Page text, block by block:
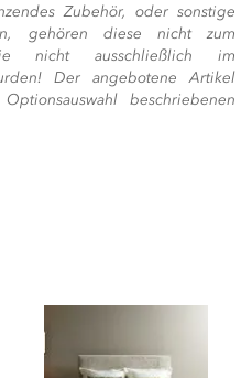
Zubehör, oder sonstige
gehören diese nicht zum
nicht ausschließlich im
Der angebotene Artikel
beschriebenen